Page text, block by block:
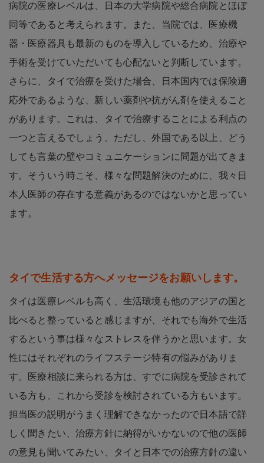
病院の医療レベルは、日本の大学病院や総合病院とほぼ
同等であると考えられます。また、当院では、医療機
器・医療器具も最新のものを導入しているため、治療や
手術を受けていただいても心配ないと判断しています。
さらに、タイで治療を受けた場合、日本国内では保険適
応外であるような、新しい薬剤や抗がん剤を使えること
があります。これは、タイで治療することによる利点の
一つと言えるでしょう。ただし、外国である以上、どう
しても言葉の壁やコミュニケーションに問題が出てきま
す。そういう時こそ、様々な問題解決のために、我々日
本人医師の存在する意義があるのではないかと思ってい
ます。
タイで生活する方へメッセージをお願いします。
タイは医療レベルも高く、生活環境も他のアジアの国と
比べると整っていると感じますが、それでも海外で生活
するという事は様々なストレスを伴うかと思います。女
性にはそれぞれのライフステージ特有の悩みがありま
す。医療相談に来られる方は、すでに病院を受診されて
いる方も、これから受診を検討されている方もいます。
担当医の説明がうまく理解できなかったので日本語で詳
しく聞きたい、治療方針に納得がいかないので他の医師
の意見も聞いてみたい、タイと日本での治療方針の違い